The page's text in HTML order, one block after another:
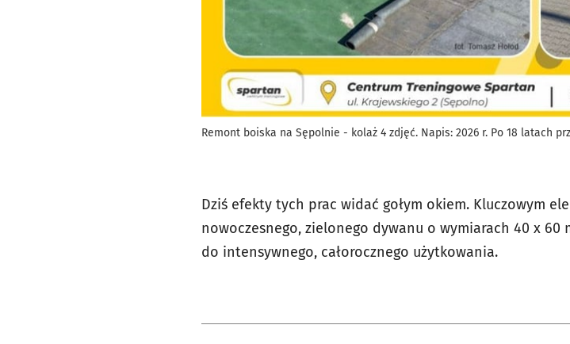
Remont boiska na Sępolnie - kolaż 4 zdjęć. Napis: 2026 r. Po 18 latach
Dziś efekty tych prac widać gołym okiem. Kluczowym
nowoczesnego, zielonego dywanu o wymiarach 40 x
do intensywnego, całorocznego użytkowania.